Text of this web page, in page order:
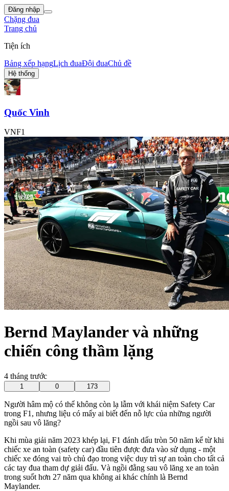
Đăng nhập
Chặng đua
Trang chủ
Tiện ích
Bảng xếp hạngLịch đuaĐội đuaChủ đề
Hệ thống
Quốc Vinh
VNF1
Bernd Maylander và những
chiến công thầm lặng
4 tháng trước
1 0 173
Người hâm mộ có thể không còn lạ lẫm với khái niệm Safety Car
trong F1, nhưng liệu có mấy ai biết đến nỗ lực của những người
ngồi sau vô lăng?
Khi mùa giải năm 2023 khép lại, F1 đánh dấu tròn 50 năm kể từ khi
chiếc xe an toàn (safety car) đầu tiên được đưa vào sử dụng - một
chiếc xe đóng vai trò chủ đạo trong việc duy trì sự an toàn cho tất cả
các tay đua tham dự giải đấu. Và ngồi đằng sau vô lăng xe an toàn
trong suốt hơn 27 năm qua không ai khác chính là Bernd
Maylander.